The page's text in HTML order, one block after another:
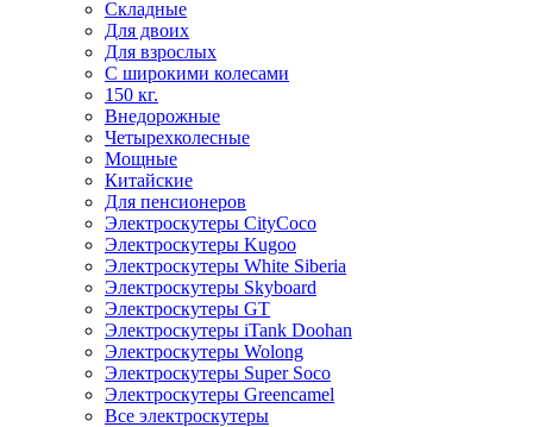
Складные
Для двоих
Для взрослых
С широкими колесами
150 кг.
Внедорожные
Четырехколесные
Мощные
Китайские
Для пенсионеров
Электроскутеры CityCoco
Электроскутеры Kugoo
Электроскутеры White Siberia
Электроскутеры Skyboard
Электроскутеры GT
Электроскутеры iTank Doohan
Электроскутеры Wolong
Электроскутеры Super Soco
Электроскутеры Greencamel
Все электроскутеры